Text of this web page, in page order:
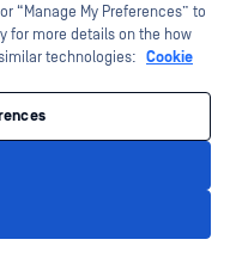
“Manage My Preferences” to
for more details on the how
technologies: Cookie